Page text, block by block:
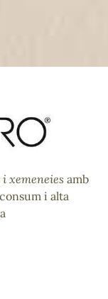
xemeneies amb
i alta